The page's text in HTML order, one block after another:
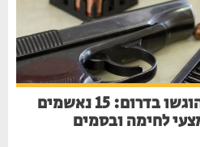
כתבי אישום חמורים הוגשו בדרום: 15 נאשמים
לחימה ובסמים